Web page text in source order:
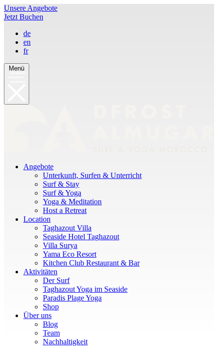
Unsere Angebote
Jetzt Buchen
de
en
fr
Menü
Angebote
Unterkunft, Surfen & Unterricht
Surf & Stay
Surf & Yoga
Yoga & Meditation
Host a Retreat
Location
Taghazout Villa
Seaside Hotel Taghazout
Villa Surya
Yama Eco Resort
Kitchen Club Restaurant & Bar
Aktivitäten
Der Surf
Taghazout Yoga im Seaside
Paradis Plage Yoga
Shop
Über uns
Blog
Team
Nachhaltigkeit